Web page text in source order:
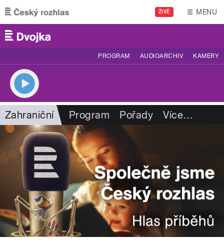
Přejít k hlavnímu obsahu
ŽIVĚ MENU
PROGRAM AUDIOARCHIV KAMERY
Zahraniční Program Pořady Více…